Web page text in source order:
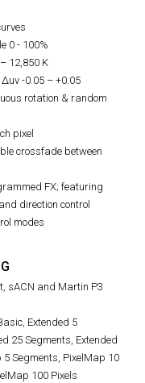
0 - 100%
12,850 K
-0.05 – +0.05
rotation & random
pixel
crossfade between
FX; featuring
direction control
modes
sACN and Martin P3
Extended 5
25 Segments, Extended
5 Segments, PixelMap 10
100 Pixels